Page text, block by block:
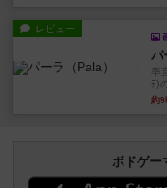
レビュー
パ
率
ﾃ)
約9
ボドゲー